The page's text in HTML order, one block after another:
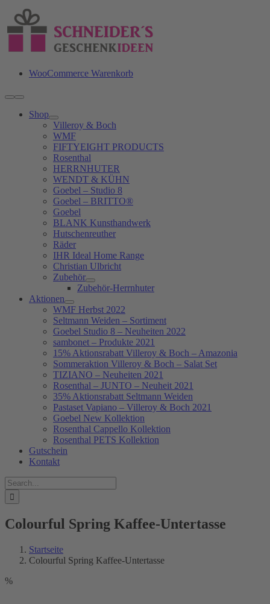
Inhalt
springen
WooCommerce Warenkorb
Toggle
Navigation
Shop
Villeroy & Boch
WMF
FIFTYEIGHT PRODUCTS
Rosenthal
HERRNHUTER
WENDT & KÜHN
Goebel – Studio 8
Goebel – BRITTO®
Goebel
BLANK Kunsthandwerk
Hutschenreuther
Räder
IHR Ideal Home Range
Christian Ulbricht
Zubehör
Zubehör-Herrnhuter
Aktionen
WMF Herbst 2022
Seltmann Weiden – Sortiment
Goebel Studio 8 – Neuheiten 2022
sambonet – Produkte 2021
15% Aktionsrabatt Villeroy & Boch – Amazonia
Sommeraktion Villeroy & Boch – Salat Set
TIZIANO – Neuheiten 2021
Rosenthal – JUNTO – Neuheit 2021
35% Aktionsrabatt Seltmann Weiden
Pastaset Vapiano – Villeroy & Boch 2021
Goebel New Kollektion
Rosenthal Cappello Kollektion
Rosenthal PETS Kollektion
Gutschein
Kontakt
Suche
nach:
Colourful Spring Kaffee-Untertasse
Startseite
Colourful Spring Kaffee-Untertasse
%